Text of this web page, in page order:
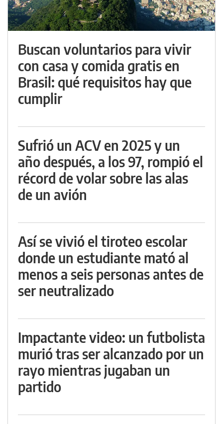
Buscan voluntarios para vivir
con casa y comida gratis en
Brasil: qué requisitos hay que
cumplir
Sufrió un ACV en 2025 y un
año después, a los 97, rompió el
récord de volar sobre las alas
de un avión
Así se vivió el tiroteo escolar
donde un estudiante mató al
menos a seis personas antes de
ser neutralizado
Impactante video: un futbolista
murió tras ser alcanzado por un
rayo mientras jugaban un
partido